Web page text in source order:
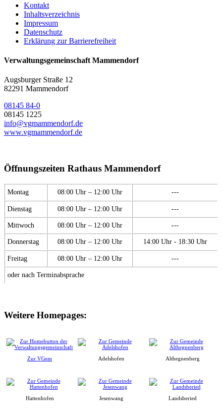
Kontakt
Inhaltsverzeichnis
Impressum
Datenschutz
Erklärung zur Barrierefreiheit
Verwaltungsgemeinschaft Mammendorf
Augsburger Straße 12
82291 Mammendorf
08145 84-0
08145 1225
info@vgmammendorf.de
www.vgmammendorf.de
Öffnungszeiten Rathaus Mammendorf
Montag 08:00 Uhr – 12:00 Uhr ---
Dienstag 08:00 Uhr – 12:00 Uhr ---
Mittwoch 08:00 Uhr – 12:00 Uhr ---
Donnerstag 08:00 Uhr – 12:00 Uhr 14:00 Uhr - 18:30 Uhr
Freitag 08:00 Uhr – 12:00 Uhr ---
oder nach Terminabsprache
Weitere Homepages:
Zur VGem Adelshofen Althegnenberg
Hattenhofen Jesenwang Landsberied